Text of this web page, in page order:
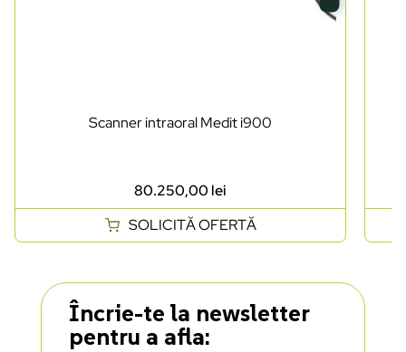
Scanner intraoral Medit i900
80.250,00 lei
SOLICITĂ OFERTĂ
Încrie-te la newsletter
pentru a afla: